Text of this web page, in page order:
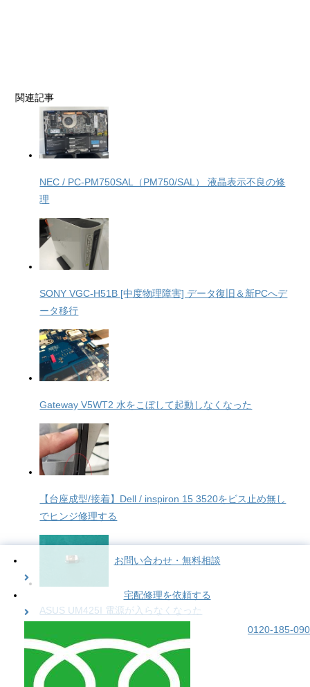
関連記事
NEC / PC-PM750SAL（PM750/SAL） 液晶表示不良の修
理
SONY VGC-H51B [中度物理障害] データ復旧＆新PCへデ
ータ移行
Gateway V5WT2 水をこぼして起動しなくなった
【台座成型/接着】Dell / inspiron 15 3520をビス止め無し
でヒンジ修理する
ASUS UM425I 電源が入らなくなった
お問い合わせ・無料相談
宅配修理を依頼する
0120-185-090